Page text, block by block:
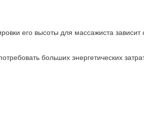
его высоты для массажиста
больших энергетических